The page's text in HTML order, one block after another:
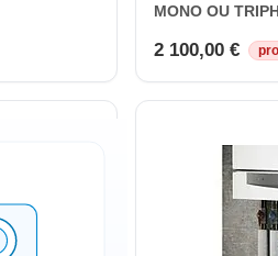
MONO OU
2 100,00 €